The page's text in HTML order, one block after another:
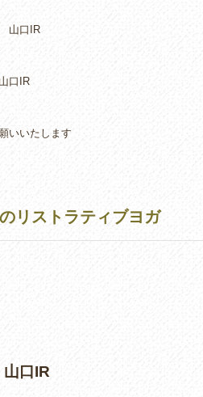
山口IR
口IR
いいたします
リストラティブヨガ
口IR